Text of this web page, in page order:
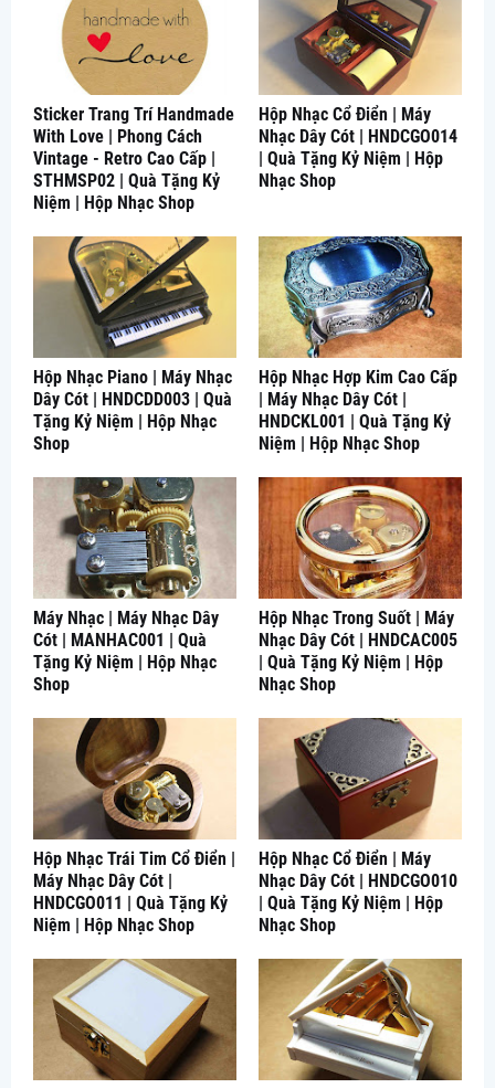
Sticker Trang Trí Handmade
With Love | Phong Cách
Vintage - Retro Cao Cấp |
STHMSP02 | Quà Tặng Kỷ
Niệm | Hộp Nhạc Shop
Hộp Nhạc Cổ Điển | Máy
Nhạc Dây Cót | HNDCGO014
| Quà Tặng Kỷ Niệm | Hộp
Nhạc Shop
Hộp Nhạc Piano | Máy Nhạc
Dây Cót | HNDCDD003 | Quà
Tặng Kỷ Niệm | Hộp Nhạc
Shop
Hộp Nhạc Hợp Kim Cao Cấp
| Máy Nhạc Dây Cót |
HNDCKL001 | Quà Tặng Kỷ
Niệm | Hộp Nhạc Shop
Máy Nhạc | Máy Nhạc Dây
Cót | MANHAC001 | Quà
Tặng Kỷ Niệm | Hộp Nhạc
Shop
Hộp Nhạc Trong Suốt | Máy
Nhạc Dây Cót | HNDCAC005
| Quà Tặng Kỷ Niệm | Hộp
Nhạc Shop
Hộp Nhạc Trái Tim Cổ Điển |
Máy Nhạc Dây Cót |
HNDCGO011 | Quà Tặng Kỷ
Niệm | Hộp Nhạc Shop
Hộp Nhạc Cổ Điển | Máy
Nhạc Dây Cót | HNDCGO010
| Quà Tặng Kỷ Niệm | Hộp
Nhạc Shop